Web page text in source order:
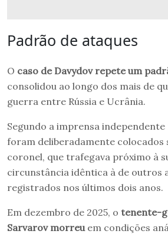
Padrão de ataques
O caso de Davydov repete um
consolidou ao longo dos mais de
guerra entre Rússia e Ucrânia.
Segundo a imprensa independente
foram deliberadamente colocados
coronel, que trafegava próximo à
circunstância idêntica à de outros
registrados nos últimos dois anos.
Em dezembro de 2025, o tenente-
Sarvarov morreu em condições